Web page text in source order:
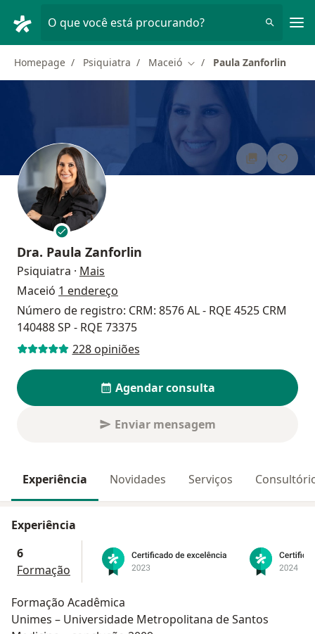
O que você está procurando?
Homepage Psiquiatra Maceió Mudar de cidade
Paula Zanforlin
Dra. Paula Zanforlin
Psiquiatra · Mais
Maceió 1 endereço
Número de registro: CRM: 8576 AL - RQE 4525 CRM
140488 SP - RQE 73375
228 opiniões
Agendar consulta
Enviar mensagem
Experiência Novidades Serviços
Experiência
6
Formação
Formação Acadêmica
Unimes – Universidade Metropolitana de Santos